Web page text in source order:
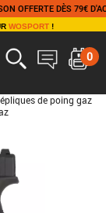
DÈS 79€ D'ACHAT
WOSPORT!
0
de poing gaz